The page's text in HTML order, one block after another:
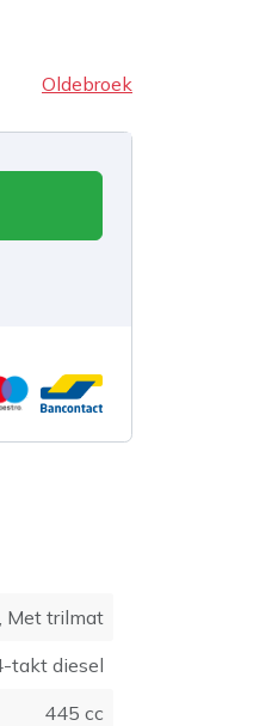
Oldebroek
Met trilmat
takt diesel
445 cc